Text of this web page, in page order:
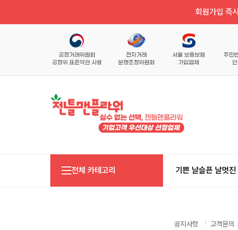
회원가입 즉
전체 카테고리 기쁜 날슬픈 날멋진
공지사항 고객문의